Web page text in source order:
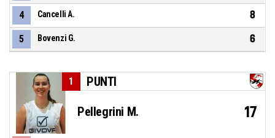
4 Cancelli A. 8
5 Bovenzi G. 6
PUNTI
1
Pellegrini M. 17